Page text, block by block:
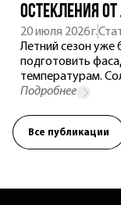
остекления от
20 июля 2026 г.
Летний сезон уже
подготовить
температурам.
отражает
микроклимат и
Рассказываем,
офисов, бизнес-
Подробнее
Все публикации